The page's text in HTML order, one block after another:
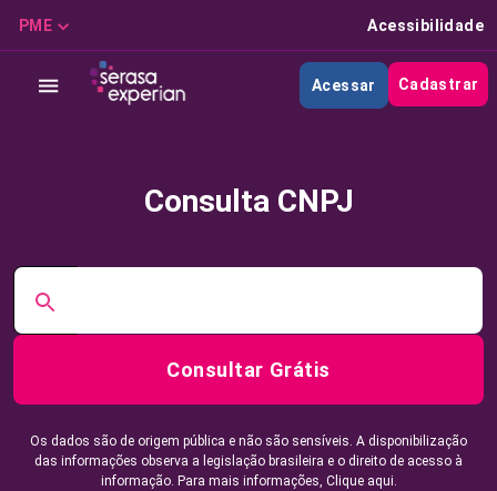
PME Acessibilidade
Acessar Cadastrar
Consulta CNPJ
Consultar Grátis
Os dados são de origem pública e não são sensíveis. A disponibilização
das informações observa a legislação brasileira e o direito de acesso à
informação. Para mais informações, Clique aqui.